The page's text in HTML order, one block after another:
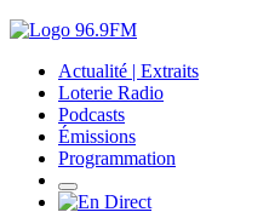
Actualité | Extraits
Loterie Radio
Podcasts
Émissions
Programmation